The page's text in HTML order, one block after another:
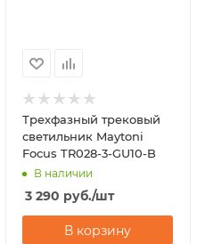
Трехфазный трековый
светильник Maytoni
Focus TR028-3-GU10-B
В наличии
3 290 руб./шт
В корзину